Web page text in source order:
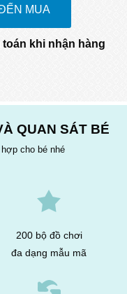
MUA
khi nhận hàng
QUAN SÁT BÉ
cho bé nhé
200 bộ đồ chơi
đa dạng mẫu mã